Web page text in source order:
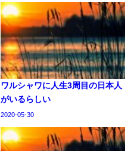
ワルシャワに人生3周目の日本人
がいるらしい
2020-05-30